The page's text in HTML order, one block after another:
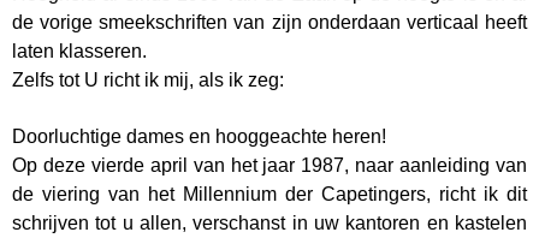
de vorige smeekschriften van zijn onderdaan verticaal heeft
laten klasseren.
Zelfs tot U richt ik mij, als ik zeg:
Doorluchtige dames en hooggeachte heren!
Op deze vierde april van het jaar 1987, naar aanleiding van
de viering van het Millennium der Capetingers, richt ik dit
schrijven tot u allen, verschanst in uw kantoren en kastelen